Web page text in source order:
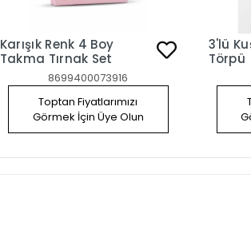
Karışık Renk 4 Boy
Takma Tırnak Set
8699400073916
Toptan Fiyatlarımızı
Görmek İçin Üye Olun
3'lü Kuş
Törpü